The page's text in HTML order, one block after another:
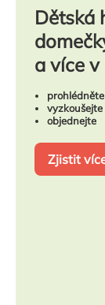
Dětská
a více
prohlédněte
vyzkoušejte
objednejte
Zjistit